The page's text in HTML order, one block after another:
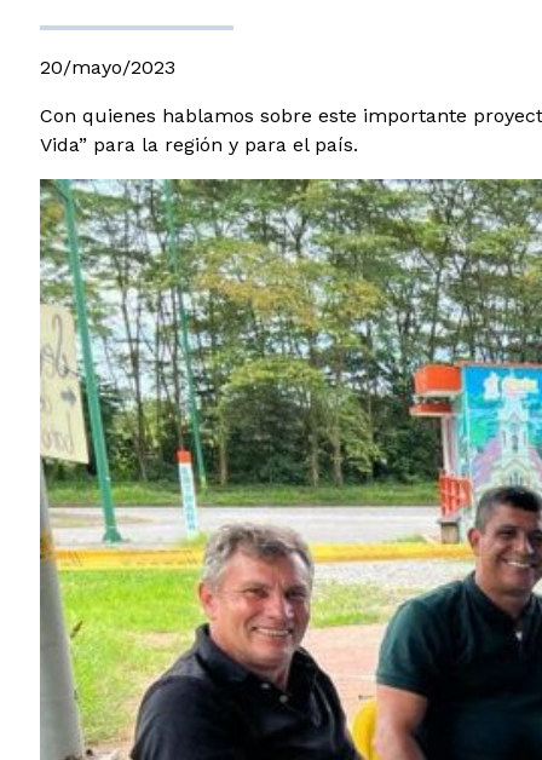
20/mayo/2023
Con quienes hablamos sobre este importante
Vida” para la región y para el país.